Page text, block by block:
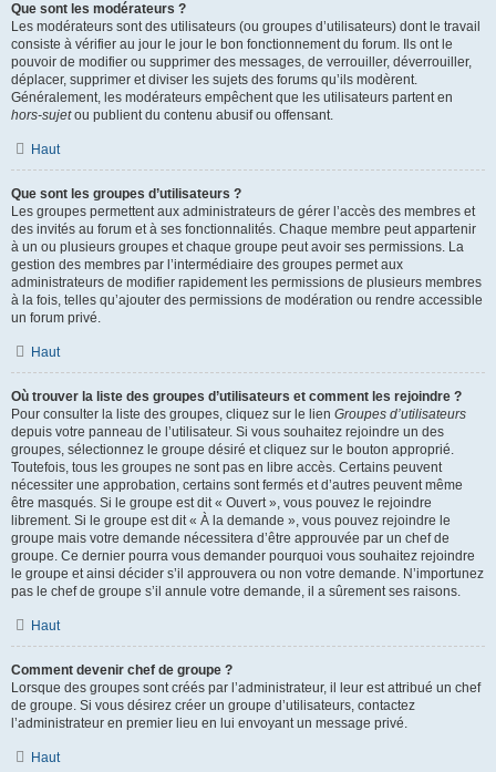
Que sont les modérateurs ?
Les modérateurs sont des utilisateurs (ou groupes d’utilisateurs) dont le travail
consiste à vérifier au jour le jour le bon fonctionnement du forum. Ils ont le
pouvoir de modifier ou supprimer des messages, de verrouiller, déverrouiller,
déplacer, supprimer et diviser les sujets des forums qu’ils modèrent.
Généralement, les modérateurs empêchent que les utilisateurs partent en
hors-sujetou publient du contenu abusif ou offensant.
Haut
Que sont les groupes d’utilisateurs ?
Les groupes permettent aux administrateurs de gérer l’accès des membres et
des invités au forum et à ses fonctionnalités. Chaque membre peut appartenir
à un ou plusieurs groupes et chaque groupe peut avoir ses permissions. La
gestion des membres par l’intermédiaire des groupes permet aux
administrateurs de modifier rapidement les permissions de plusieurs membres
à la fois, telles qu’ajouter des permissions de modération ou rendre accessible
un forum privé.
Haut
Où trouver la liste des groupes d’utilisateurs et comment les rejoindre ?
Pour consulter la liste des groupes, cliquez sur le lien Groupes d’utilisateurs
depuis votre panneau de l’utilisateur. Si vous souhaitez rejoindre un des
groupes, sélectionnez le groupe désiré et cliquez sur le bouton approprié.
Toutefois, tous les groupes ne sont pas en libre accès. Certains peuvent
nécessiter une approbation, certains sont fermés et d’autres peuvent même
être masqués. Si le groupe est dit « Ouvert », vous pouvez le rejoindre
librement. Si le groupe est dit « À la demande », vous pouvez rejoindre le
groupe mais votre demande nécessitera d’être approuvée par un chef de
groupe. Ce dernier pourra vous demander pourquoi vous souhaitez rejoindre
le groupe et ainsi décider s’il approuvera ou non votre demande. N’importunez
pas le chef de groupe s’il annule votre demande, il a sûrement ses raisons.
Haut
Comment devenir chef de groupe ?
Lorsque des groupes sont créés par l’administrateur, il leur est attribué un chef
de groupe. Si vous désirez créer un groupe d’utilisateurs, contactez
l’administrateur en premier lieu en lui envoyant un message privé.
Haut